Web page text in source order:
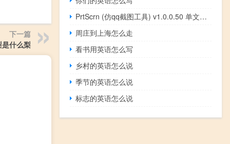
下一篇
什么梨
PrtScrn (仿qq截图工具) v1.0.0.50 单文件版（PrtScrn (仿qq截图工具) v1.0.0.50 单文件版功能简介）
周庄到上海怎么走
看书用英语怎么写
乡村的英语怎么说
季节的英语怎么说
标志的英语怎么说